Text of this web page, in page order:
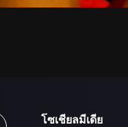
โซเชียลมีเดีย